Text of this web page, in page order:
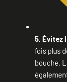
5. Évitez
fois plus
bouche.